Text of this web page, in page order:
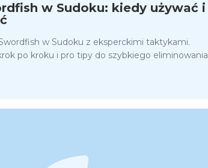
w Sudoku: kiedy używać i
w Sudoku z eksperckimi taktykami.
po kroku i pro tipy do szybkiego eliminowania